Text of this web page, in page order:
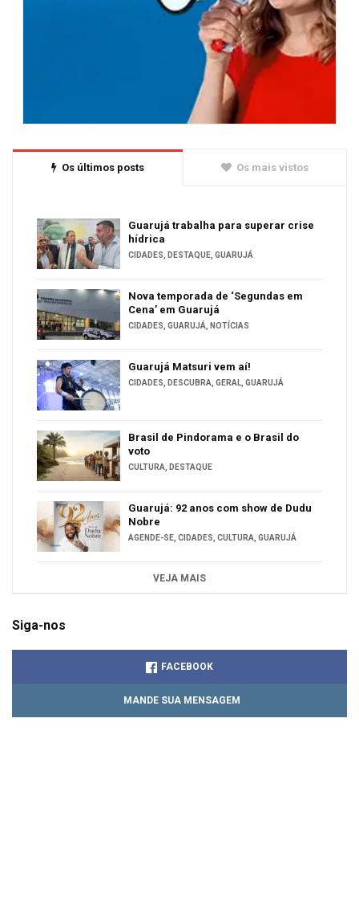
Os últimos posts Os mais vistos
Guarujá trabalha para superar crise
hídrica
CIDADES, DESTAQUE, GUARUJÁ
Nova temporada de ‘Segundas em
Cena’ em Guarujá
CIDADES, GUARUJÁ, NOTÍCIAS
Guarujá Matsuri vem aí!
CIDADES, DESCUBRA, GERAL, GUARUJÁ
Brasil de Pindorama e o Brasil do
voto
CULTURA, DESTAQUE
Guarujá: 92 anos com show de Dudu
Nobre
AGENDE-SE, CIDADES, CULTURA, GUARUJÁ
VEJA MAIS
Siga-nos
FACEBOOK
MANDE SUA MENSAGEM